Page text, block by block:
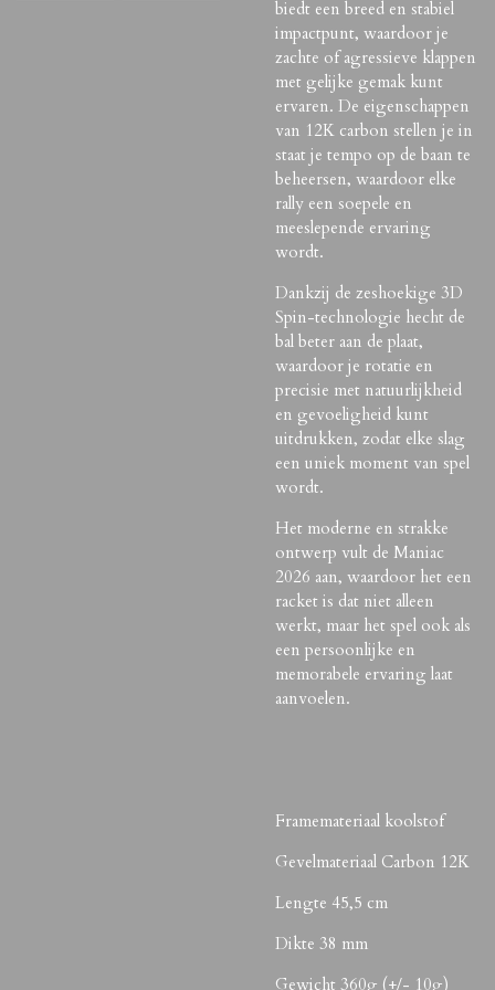
biedt een breed en stabiel
impactpunt, waardoor je
zachte of agressieve klappen
met gelijke gemak kunt
ervaren. De eigenschappen
van 12K carbon stellen je in
staat je tempo op de baan te
beheersen, waardoor elke
rally een soepele en
meeslepende ervaring
wordt.
Dankzij de zeshoekige 3D
Spin-technologie hecht de
bal beter aan de plaat,
waardoor je rotatie en
precisie met natuurlijkheid
en gevoeligheid kunt
uitdrukken, zodat elke slag
een uniek moment van spel
wordt.
Het moderne en strakke
ontwerp vult de Maniac
2026 aan, waardoor het een
racket is dat niet alleen
werkt, maar het spel ook als
een persoonlijke en
memorabele ervaring laat
aanvoelen.
Framemateriaal koolstof
Gevelmateriaal Carbon 12K
Lengte 45,5 cm
Dikte 38 mm
Gewicht 360g (+/- 10g)